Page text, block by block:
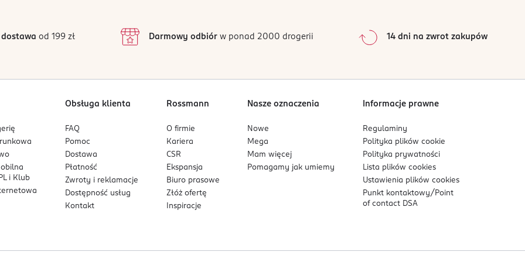
2
1
0%
Sortowanie wgdata: od najnowszej
od 199 zł Darmowy odbiórw ponad 2000 drogerii 14 dni na zwrot zakupów
i Klub
Obsługa klienta
FAQ
Pomoc
Dostawa
Płatność
Zwroty i reklamacje
Dostępność usług
Kontakt
Rossmann
O firmie
Kariera
CSR
Ekspansja
Biuro prasowe
Złóż ofertę
Inspiracje
Nasze oznaczenia
Nowe
Mega
Mam więcej
Pomagamy jak umiemy
Informacje prawne
Regulaminy
Polityka plikówcookie
Polityka prywatności
Lista plikówcookies
Ustawienia plikówcookies
Punkt kontaktowy/ Point
of contact DSA